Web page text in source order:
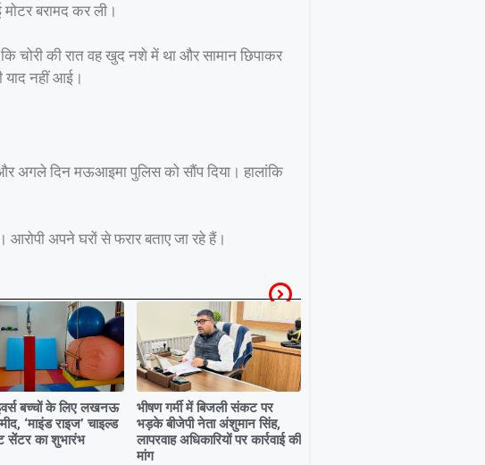
बरामद कर ली।
चोरी की रात वह खुद नशे में था और सामान छिपाकर
याद नहीं आई।
अगले दिन मऊआइमा पुलिस को सौंप दिया। हालांकि
आरोपी अपने घरों से फरार बताए जा रहे हैं।
बच्चों के लिए लखनऊ
‘माइंड राइज’ चाइल्ड
सेंटर का शुभारंभ
भीषण गर्मी में बिजली संकट पर
भड़के बीजेपी नेता अंशुमान सिंह,
लापरवाह अधिकारियों पर कार्रवाई की
मांग